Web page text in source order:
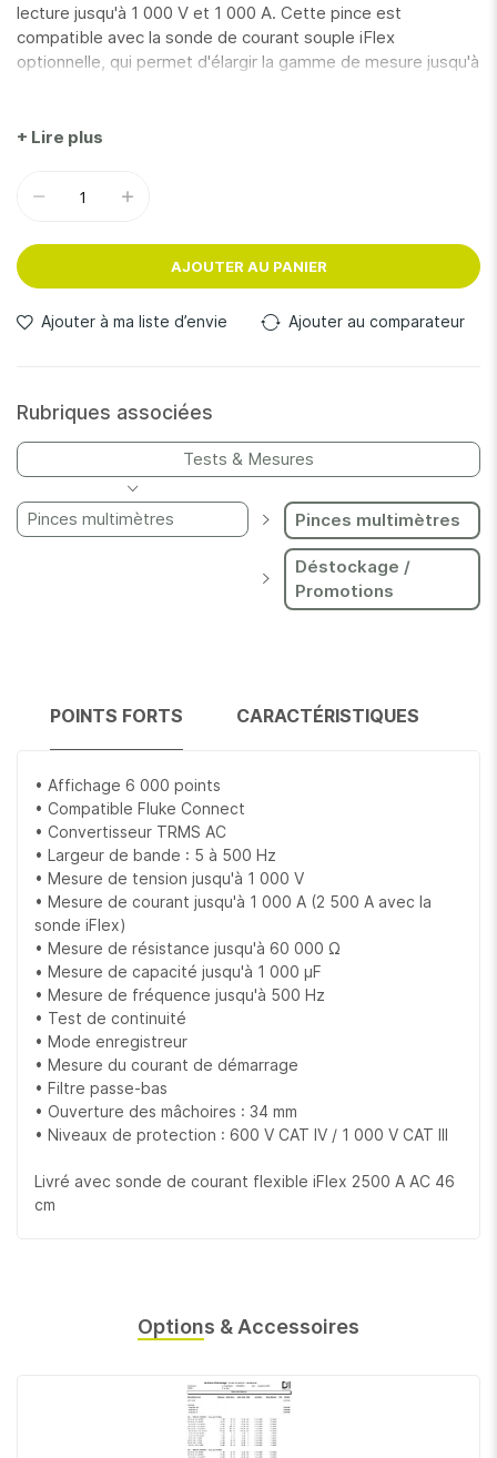
lecture jusqu'à 1 000 V et 1 000 A. Cette pince est
compatible avec la sonde de courant souple iFlex
optionnelle, qui permet d'élargir la gamme de mesure jusqu'à
dans des endroits encombrés ou autour de conducteurs de
bas et dispose de la communication Fluke Connect.
+ Lire plus
AJOUTER AU PANIER
Ajouter à ma liste d’envie Ajouter au comparateur
Rubriques associées
Tests & Mesures
Pinces multimètres Pinces multimètres
Déstockage /
Promotions
POINTS FORTS CARACTÉRISTIQUES
• Affichage 6 000 points
• Compatible Fluke Connect
• Convertisseur TRMS AC
• Largeur de bande : 5 à 500 Hz
• Mesure de tension jusqu'à 1 000 V
• Mesure de courant jusqu'à 1 000 A (2 500 A avec la
sonde iFlex)
• Mesure de résistance jusqu'à 60 000 Ω
• Mesure de capacité jusqu'à 1 000 µF
• Mesure de fréquence jusqu'à 500 Hz
• Test de continuité
• Mode enregistreur
• Mesure du courant de démarrage
• Filtre passe-bas
• Ouverture des mâchoires : 34 mm
• Niveaux de protection : 600 V CAT IV / 1 000 V CAT III
Livré avec sonde de courant flexible iFlex 2500 A AC 46
cm
Options & Accessoires